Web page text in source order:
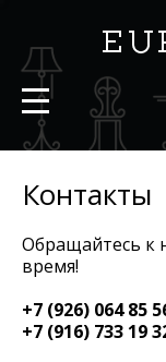
Контакты
Обращайтесь к
время!
+7 (926) 064 85
+7 (916) 733 19